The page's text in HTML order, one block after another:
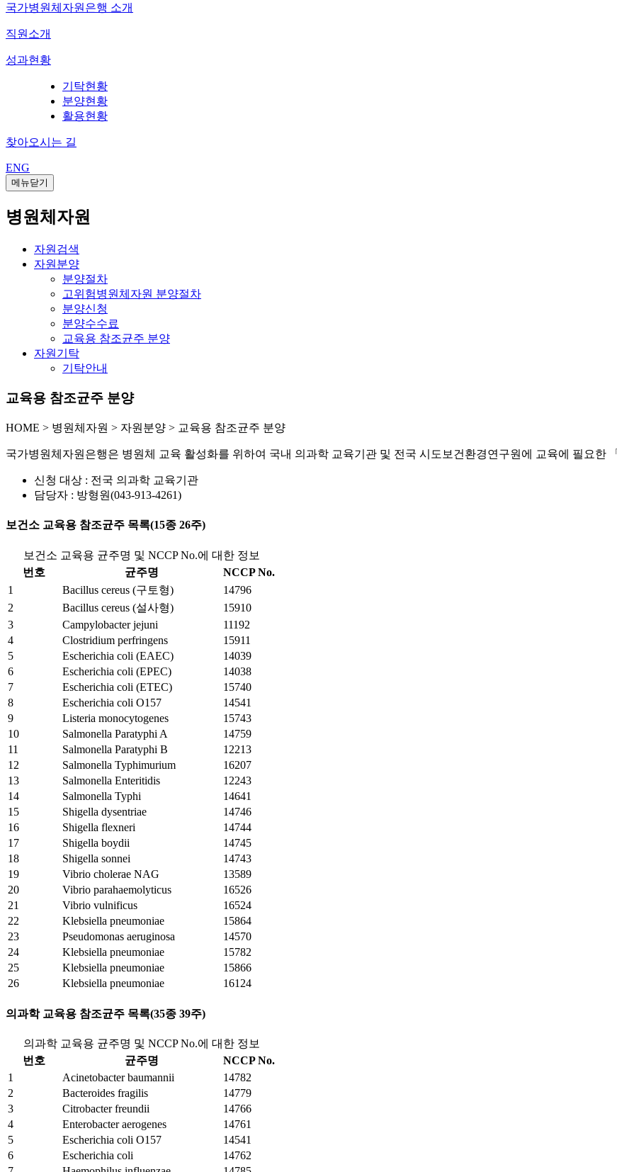
국가병원체자원은행 소개
직원소개
성과현황
기탁현황
분양현황
활용현황
찾아오시는 길
ENG
메뉴닫기
병원체자원
자원검색
자원분양
분양절차
고위험병원체자원 분양절차
분양신청
분양수수료
교육용 참조균주 분양
자원기탁
기탁안내
교육용 참조균주 분양
HOME > 병원체자원 > 자원분양 > 교육용 참조균주 분양
국가병원체자원은행은 병원체 교육 활성화를 위하여 국내 의과학 교육기관 및 전국 시도보건환경연구원에 교육에 필요한 「
신청 대상 : 전국 의과학 교육기관
담당자 : 방형원(043-913-4261)
보건소 교육용 참조균주 목록(15종 26주)
보건소 교육용 균주명 및 NCCP No.에 대한 정보
번호
균주명
NCCP No.
1
Bacillus cereus (구토형)
14796
2
Bacillus cereus (설사형)
15910
3
Campylobacter jejuni
11192
4
Clostridium perfringens
15911
5
Escherichia coli (EAEC)
14039
6
Escherichia coli (EPEC)
14038
7
Escherichia coli (ETEC)
15740
8
Escherichia coli O157
14541
9
Listeria monocytogenes
15743
10
Salmonella Paratyphi A
14759
11
Salmonella Paratyphi B
12213
12
Salmonella Typhimurium
16207
13
Salmonella Enteritidis
12243
14
Salmonella Typhi
14641
15
Shigella dysentriae
14746
16
Shigella flexneri
14744
17
Shigella boydii
14745
18
Shigella sonnei
14743
19
Vibrio cholerae NAG
13589
20
Vibrio parahaemolyticus
16526
21
Vibrio vulnificus
16524
22
Klebsiella pneumoniae
15864
23
Pseudomonas aeruginosa
14570
24
Klebsiella pneumoniae
15782
25
Klebsiella pneumoniae
15866
26
Klebsiella pneumoniae 16124
의과학 교육용 참조균주 목록(35종 39주)
의과학 교육용 균주명 및 NCCP No.에 대한 정보
번호
균주명
NCCP No.
1
Acinetobacter baumannii
14782
2
Bacteroides fragilis
14779
3
Citrobacter freundii
14766
4
Enterobacter aerogenes
14761
5
Escherichia coli O157
14541
6
Escherichia coli
14762